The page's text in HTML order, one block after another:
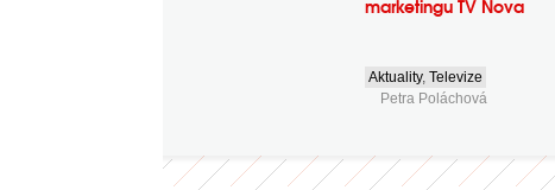
marketingu TV Nova
Aktuality,Televize
Petra Poláchová